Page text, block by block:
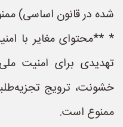
شده در قانون اساسی)
* **محتوای مغایر با
تهدیدی برای امنیت
خشونت، ترویج
ممنوع است.